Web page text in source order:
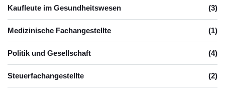
Kaufleute im Gesundheitswesen (3)
Medizinische Fachangestellte (1)
Politik und Gesellschaft (4)
Steuerfachangestellte (2)